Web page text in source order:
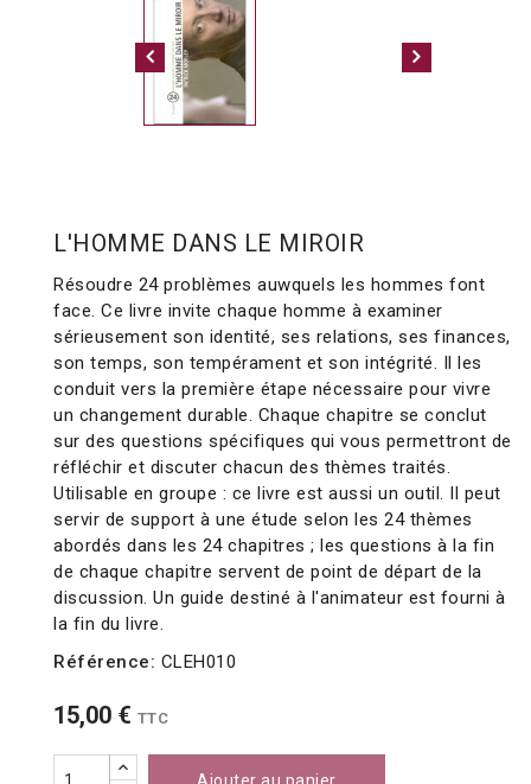
L'HOMME DANS LE MIROIR
Résoudre 24 problèmes auwquels les hommes font
face. Ce livre invite chaque homme à examiner
sérieusement son identité, ses relations, ses finances,
son temps, son tempérament et son intégrité. Il les
conduit vers la première étape nécessaire pour vivre
un changement durable. Chaque chapitre se conclut
sur des questions spécifiques qui vous permettront de
réfléchir et discuter chacun des thèmes traités.
Utilisable en groupe : ce livre est aussi un outil. Il peut
servir de support à une étude selon les 24 thèmes
abordés dans les 24 chapitres ; les questions à la fin
de chaque chapitre servent de point de départ de la
discussion. Un guide destiné à l'animateur est fourni à
la fin du livre.
Référence: CLEH010
15,00 € TTC